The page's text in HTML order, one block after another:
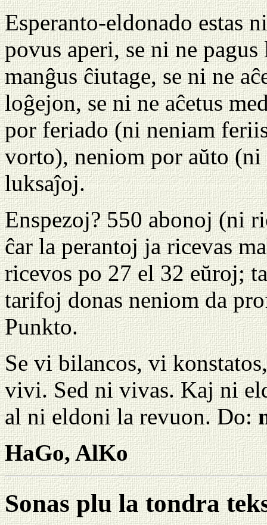
Esperanto-eldonado estas
povus aperi, se ni ne
manĝus ĉiutage, se ni ne
loĝejon, se ni ne aĉetus
por feriado (ni neniam
vorto), neniom por aŭto
luksaĵoj.
Enspezoj? 550 abonoj (ni
ĉar la perantoj ja ricevas
ricevos po 27 el 32 eŭroj;
tarifoj donas neniom da
Punkto.
Se vi bilancos, vi
vivi. Sed ni vivas. Kaj ni
al ni eldoni la revuon. Do:
HaGo, AlKo
Sonas plu la tondra